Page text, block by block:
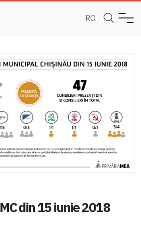
RO
din 15 iunie 2018